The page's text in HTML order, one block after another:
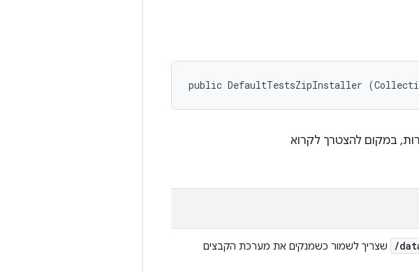
public DefaultTestsZipInstaller
במקום להצטרך לקרוא
/
שצריך לשמור כשמנקים את מערכת הקבצים